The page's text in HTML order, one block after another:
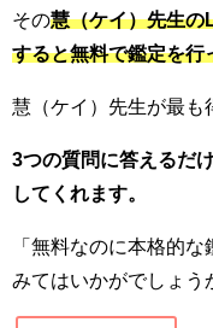
その慧（ケイ）先生の
すると無料で鑑定を行
慧（ケイ）先生が最も
3つの質問に答えるだ
してくれます。
「無料なのに本格的
みてはいかがでしょう